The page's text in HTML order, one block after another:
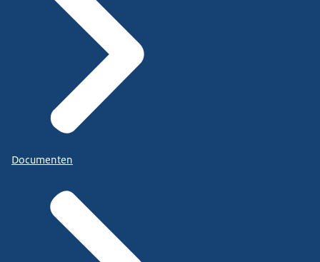
Documenten